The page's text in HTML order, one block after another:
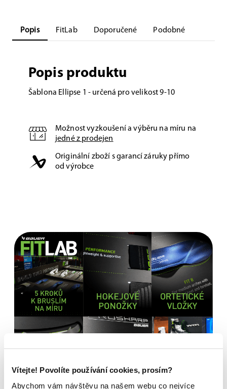
Vítejte! Povolíte používání cookies, prosím?
Abychom vám návštěvu na našem webu co nejvíce
Popis FitLab Doporučené Podobné
Popis produktu
Šablona Ellipse 1 - určená pro velikost 9-10
Možnost vyzkoušení a výběru na míru na
jedné z prodejen
Originální zboží s garancí záruky přímo
od výrobce